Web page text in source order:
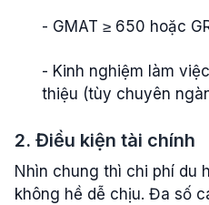
- GMAT ≥ 650 hoặc
- Kinh nghiệm làm
thiệu (tùy chuyên
2. Điều kiện tài chính
Nhìn chung thì chi phí du
không hề dễ chịu. Đa số